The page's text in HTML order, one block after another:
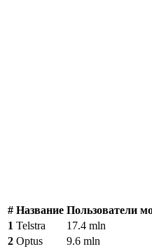
# Название Пользователи
1 Telstra
17.4 mln
2 Optus
9.6 mln